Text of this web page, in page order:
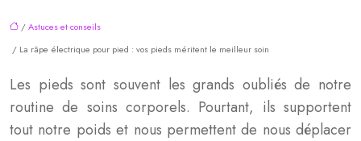
/Astuces et conseils
/ La râpe électrique pour pied : vos pieds méritent le meilleur soin
Les pieds sont souvent les grands oubliés de notre
routine de soins corporels. Pourtant, ils supportent
tout notre poids et nous permettent de nous déplacer